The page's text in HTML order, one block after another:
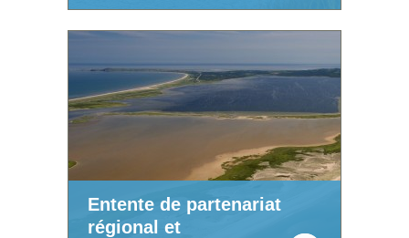
Entente de partenariat
régional et